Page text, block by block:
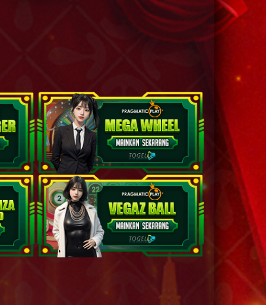
- Abilawa
67 (58-38-23-
71 (72-43-45-
99)
2D
81 (76-44-49-
94)
2D
83 (59-36-26-
86)
2D
84 (86-23-39-
73)
2D
85 (75-25-42-
52)
2D
86 (84-33-37-
83)